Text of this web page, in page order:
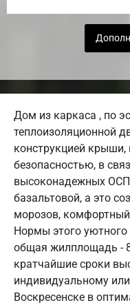
Дом из каркаса , по
теплоизоляционной
конструкцией крыши,
безопасностью, в
высоконадежных
базальтовой, а это
морозов,
Нормы этого
общая жилплощадь -
кратчайшие сроки
индивидуальному
Воскресенске в